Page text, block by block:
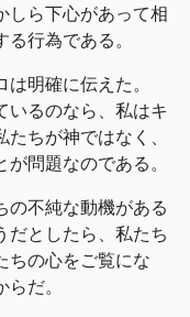
しら下心があって相
行為である。
明確に伝えた。
いるのなら、私はキ
ちが神ではなく、
問題なのである。
の不純な動機がある
だとしたら、私たち
ちの心をご覧にな
だ。